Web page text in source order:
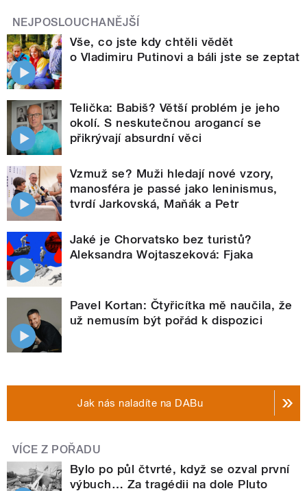
NEJPOSLOUCHANĚJŠÍ
Vše, co jste kdy chtěli vědět
o Vladimiru Putinovi a báli jste se zeptat
Telička: Babiš? Větší problém je jeho
okolí. S neskutečnou arogancí se
přikrývají absurdní věci
Vzmuž se? Muži hledají nové vzory,
manosféra je passé jako leninismus,
tvrdí Jarkovská, Maňák a Petr
Jaké je Chorvatsko bez turistů?
Aleksandra Wojtaszeková: Fjaka
Pavel Kortan: Čtyřicítka mě naučila, že
už nemusím být pořád k dispozici
Jak nás naladíte na DABu
VÍCE Z POŘADU
Bylo po půl čtvrté, když se ozval první
výbuch… Za tragédii na dole Pluto